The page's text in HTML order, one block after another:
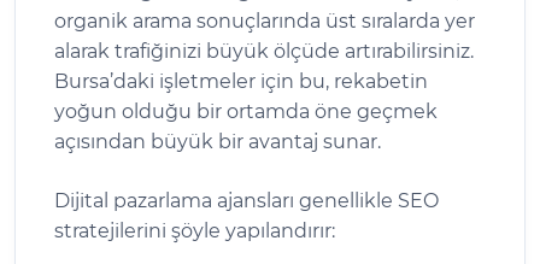
organik arama sonuçlarında üst sıralarda yer
alarak trafiğinizi büyük ölçüde artırabilirsiniz.
Bursa’daki işletmeler için bu, rekabetin
yoğun olduğu bir ortamda öne geçmek
açısından büyük bir avantaj sunar.
Dijital pazarlama ajansları genellikle SEO
stratejilerini şöyle yapılandırır: